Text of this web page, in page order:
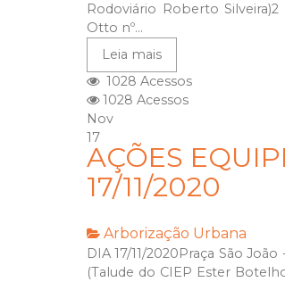
Rodoviário Roberto
Otto nº...
Leia mais
1028 Acessos
1028 Acessos
Nov
17
AÇÕES
17/11/2020
Arborização Urbana
DIA 17/11/2020Praça São
(Talude do CIEP Ester